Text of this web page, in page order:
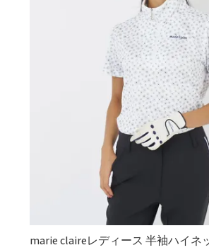
marie claireレディース 半袖ハイネ